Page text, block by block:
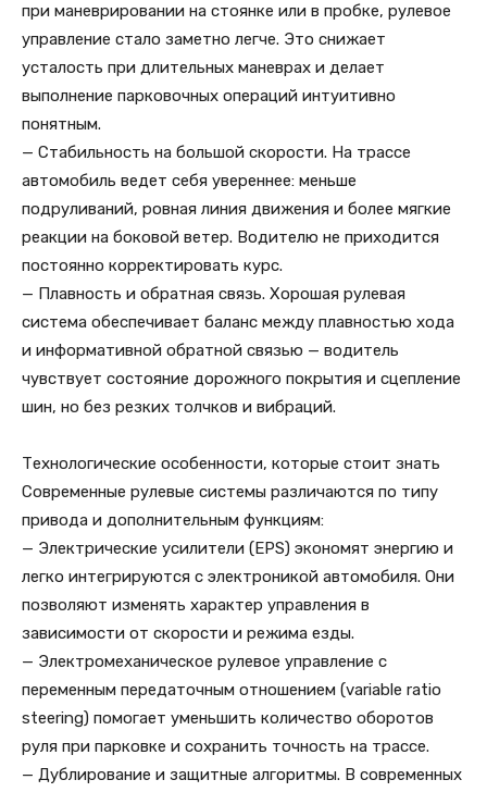
при маневрировании на стоянке или в пробке, рулевое
управление стало заметно легче. Это снижает
усталость при длительных маневрах и делает
выполнение парковочных операций интуитивно
понятным.
— Стабильность на большой скорости. На трассе
автомобиль ведет себя увереннее: меньше
подруливаний, ровная линия движения и более мягкие
реакции на боковой ветер. Водителю не приходится
постоянно корректировать курс.
— Плавность и обратная связь. Хорошая рулевая
система обеспечивает баланс между плавностью хода
и информативной обратной связью — водитель
чувствует состояние дорожного покрытия и сцепление
шин, но без резких толчков и вибраций.
Технологические особенности, которые стоит знать
Современные рулевые системы различаются по типу
привода и дополнительным функциям:
— Электрические усилители (EPS) экономят энергию и
легко интегрируются с электроникой автомобиля. Они
позволяют изменять характер управления в
зависимости от скорости и режима езды.
— Электромеханическое рулевое управление с
переменным передаточным отношением (variable ratio
steering) помогает уменьшить количество оборотов
руля при парковке и сохранить точность на трассе.
— Дублирование и защитные алгоритмы. В современных